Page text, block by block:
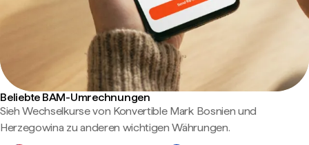
Beliebte BAM-Umrechnungen
Sieh Wechselkurse von Konvertible Mark Bosnien und
Herzegowina zu anderen wichtigen Währungen.